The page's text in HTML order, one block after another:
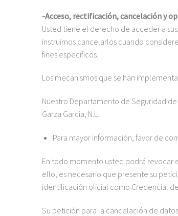
-Acceso, rectificación, cancelación y
Usted tiene el derecho de acceder a
instruirnos cancelarlos cuando
fines específicos.
Los mecanismos que se han
Nuestro Departamento de Seguridad
Garza García, N.L.
Para mayor información, favor de
En todo momento usted podrá revocar
ello, es necesario que presente su
identificación oficial como Credencial
Su petición para la cancelación de